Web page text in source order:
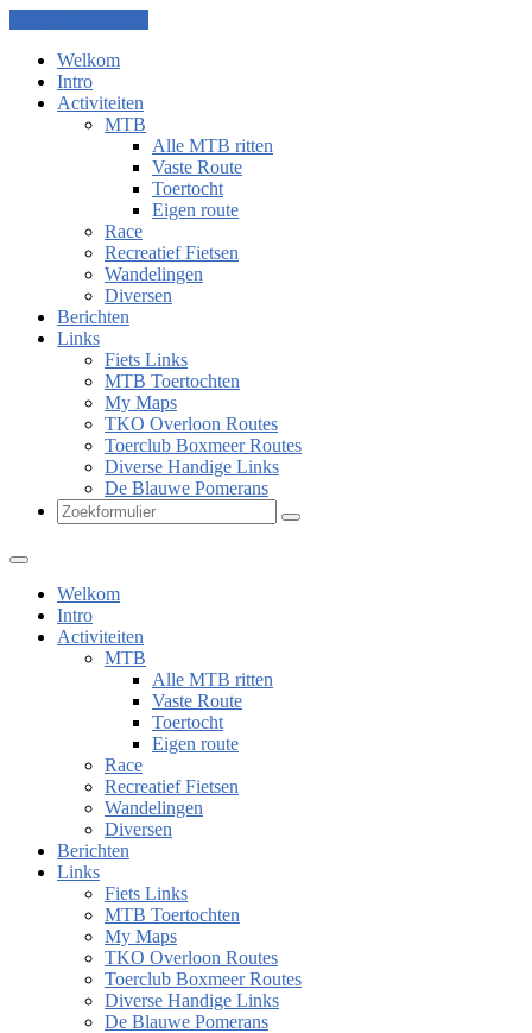
Welkom
Intro
Activiteiten
MTB
Alle MTB ritten
Vaste Route
Toertocht
Eigen route
Race
Recreatief Fietsen
Wandelingen
Diversen
Berichten
Links
Fiets Links
MTB Toertochten
My Maps
TKO Overloon Routes
Toerclub Boxmeer Routes
Diverse Handige Links
De Blauwe Pomerans
Zoeken
Welkom
Intro
Activiteiten
MTB
Alle MTB ritten
Vaste Route
Toertocht
Eigen route
Race
Recreatief Fietsen
Wandelingen
Diversen
Berichten
Links
Fiets Links
MTB Toertochten
My Maps
TKO Overloon Routes
Toerclub Boxmeer Routes
Diverse Handige Links
De Blauwe Pomerans